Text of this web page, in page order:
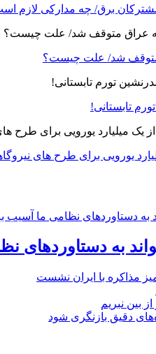
برق/ چه مدارکی لازم
متوقف شد/ علت چیست؟
یورویی برای طرح های
به دستاوردهای